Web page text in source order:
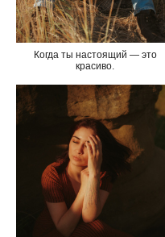
Когда ты настоящий — это
красиво.